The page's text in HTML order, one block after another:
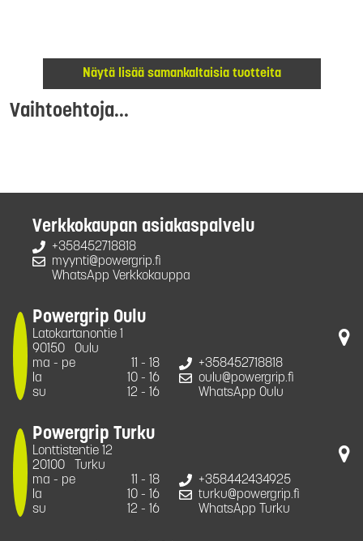
Näytä lisää samankaltaisia tuotteita
Vaihtoehtoja...
Verkkokaupan asiakaspalvelu
+358452718818
myynti@powergrip.fi
WhatsApp Verkkokauppa
Powergrip Oulu
Latokartanontie 1
90150
Oulu
ma - pe
11 - 18
la
10 - 16
su
12 - 16
+358452718818
oulu@powergrip.fi
WhatsApp Oulu
Powergrip Turku
Lonttistentie 12
20100
Turku
ma - pe
11 - 18
la
10 - 16
su
12 - 16
+358442434925
turku@powergrip.fi
WhatsApp Turku